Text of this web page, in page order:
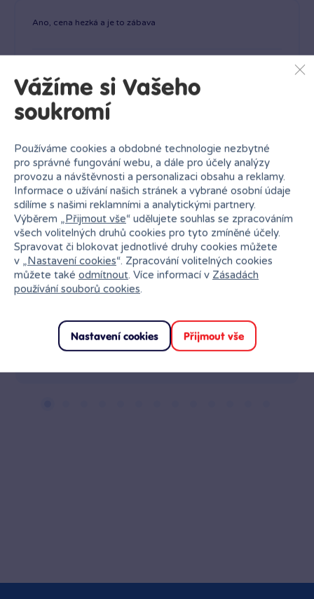
Tereza Chuchvalcová 23. 09. 2023
Ano, cena hezká a je to zábava
Podobné produkty
Flexi disc
Skladem Klub:115 Kč
Vážíme si Vašeho
soukromí
Používáme cookies a obdobné technologie nezbytné
pro správné fungování webu, a dále pro účely analýzy
provozu a návštěvnosti a personalizaci obsahu a reklamy.
Informace o užívání našich stránek a vybrané osobní údaje
sdílíme s našimi reklamními a analytickými partnery.
Výběrem „Přijmout vše“ udělujete souhlas se zpracováním
všech volitelných druhů cookies pro tyto zmíněné účely.
Spravovat či blokovat jednotlivé druhy cookies můžete
v „Nastavení cookies“. Zpracování volitelných cookies
můžete také odmítnout. Více informací v Zásadách
používání souborů cookies.
Nastavení cookies Přijmout vše